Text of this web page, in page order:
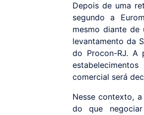
Depois de uma
segundo a
mesmo diante de
levantamento da
do Procon-RJ. A
comercial será
Nesse contexto,
do que